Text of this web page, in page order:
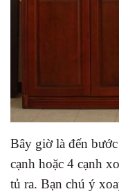
Bây giờ là đến
cạnh hoặc 4 cạnh
tủ ra. Bạn chú ý